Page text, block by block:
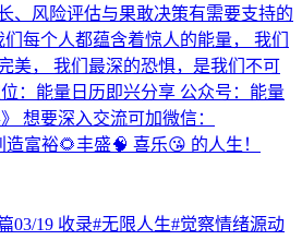
、风险评估与果敢决策有需要支持的
每个人都蕴含着惊人的能量， 我们
美， 我们最深的恐惧，是我们不可
：能量日历即兴分享 公众号：能量
想要深入交流可加微信：
造富裕🌻丰盛🧠 喜乐😘 的人生！
03/19 收录#无限人生#觉察情绪源动